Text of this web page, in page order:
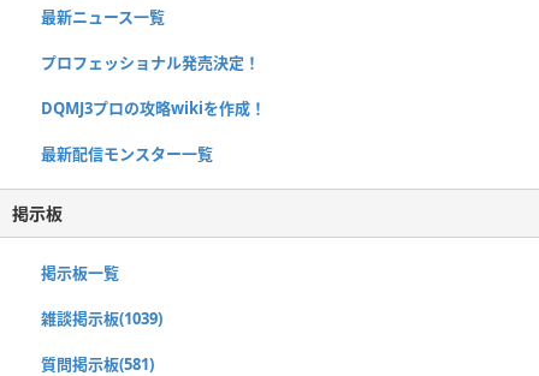
最新ニュース一覧
プロフェッショナル発売決定！
DQMJ3プロの攻略wikiを作成！
最新配信モンスター一覧
掲示板
掲示板一覧
雑談掲示板(1039)
質問掲示板(581)